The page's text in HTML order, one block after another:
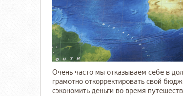
Очень часто мы отказываем себе в
грамотно откорректировать свой
сэкономить деньги во время